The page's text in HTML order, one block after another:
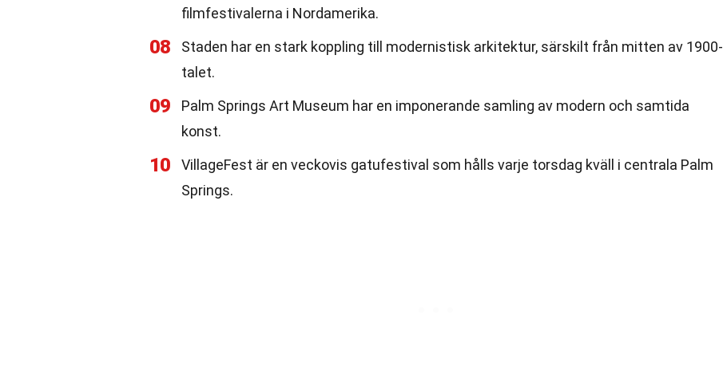
filmfestivalerna i Nordamerika.
08
Staden har en stark koppling till modernistisk arkitektur, särskilt från mitten av 1900-
talet.
09
Palm Springs Art Museum har en imponerande samling av modern och samtida
konst.
10
VillageFest är en veckovis gatufestival som hålls varje torsdag kväll i centrala Palm
Springs.